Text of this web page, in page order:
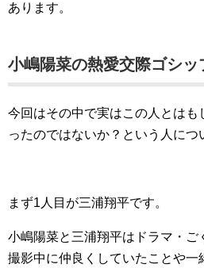
あります。
小嶋陽菜の熱愛交際ゴシッ
今回はその中で実はこの人とはも
ったのではないか？という人につ
まず1人目が三浦翔平です。
小嶋陽菜と三浦翔平はドラマ・ご
撮影中に仲良くしていたことや一